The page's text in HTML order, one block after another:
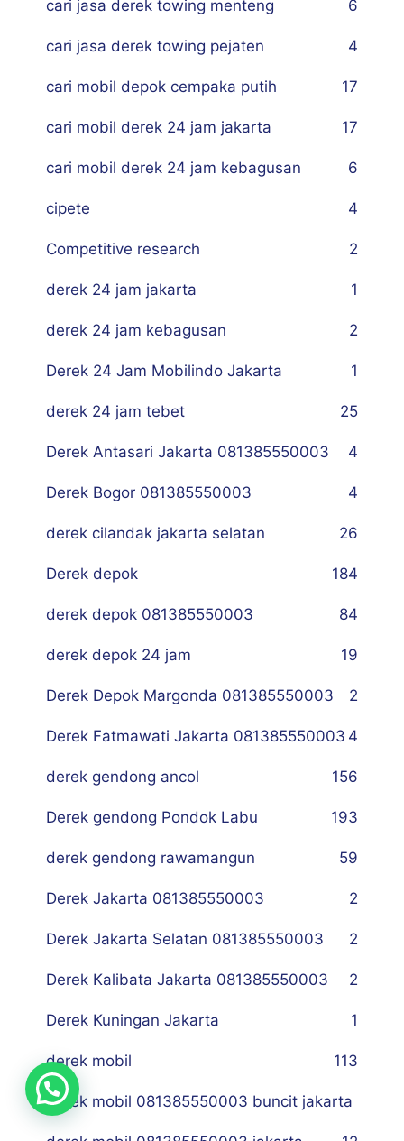
cari jasa derek towing menteng 6
cari jasa derek towing pejaten 4
cari mobil depok cempaka putih 17
cari mobil derek 24 jam jakarta 17
cari mobil derek 24 jam kebagusan 6
cipete 4
Competitive research 2
derek 24 jam jakarta 1
derek 24 jam kebagusan 2
Derek 24 Jam Mobilindo Jakarta 1
derek 24 jam tebet 25
Derek Antasari Jakarta 081385550003 4
Derek Bogor 081385550003 4
derek cilandak jakarta selatan 26
Derek depok 184
derek depok 081385550003 84
derek depok 24 jam 19
Derek Depok Margonda 081385550003 2
Derek Fatmawati Jakarta 081385550003 4
derek gendong ancol 156
Derek gendong Pondok Labu 193
derek gendong rawamangun 59
Derek Jakarta 081385550003 2
Derek Jakarta Selatan 081385550003 2
Derek Kalibata Jakarta 081385550003 2
Derek Kuningan Jakarta 1
derek mobil 113
derek mobil 081385550003 buncit jakarta